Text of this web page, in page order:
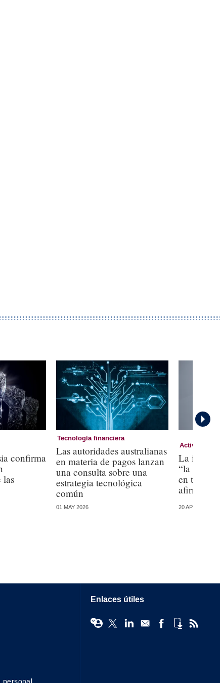
confirma
las
Tecnología financiera
Las autoridades australianas
en materia de pagos lanzan
una consulta sobre una
estrategia tecnológica
común
01 MAY 2026
Activos
La
“la
en torno
afirma de
20 APR 2026
Enlaces útiles